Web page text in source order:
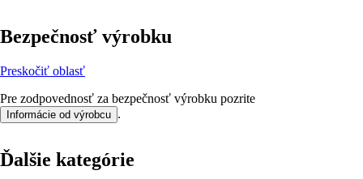
Bezpečnosť výrobku
Preskočiť oblasť
Pre zodpovednosť za bezpečnosť výrobku pozrite
Informácie od výrobcu .
Ďalšie kategórie